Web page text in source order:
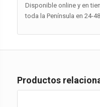
Disponible online y en
toda la Península en 24-
Productos